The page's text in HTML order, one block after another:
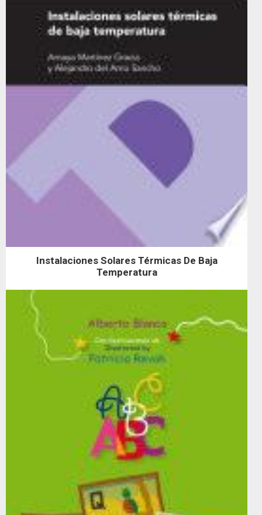
Instalaciones Solares Térmicas De Baja
Temperatura